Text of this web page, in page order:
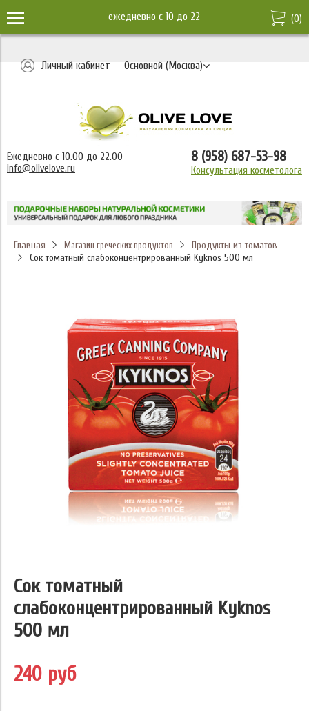
ежедневно c 10 до 22 (0)
Личный кабинет Основной (Москва)
Ежедневно с 10.00 до 22.00
info@olivelove.ru
8 (958) 687-53-98
Консультация косметолога
Главная Магазин греческих продуктов
Продукты из томатов
Сок томатный слабоконцентрированный Kyknos 500 мл
Сок томатный
слабоконцентрированный Kyknos
500 мл
240 руб